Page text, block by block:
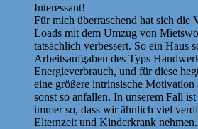
Interessant!
Für mich überraschend hat sich die
Loads mit dem Umzug von
tatsächlich verbessert. So ein Haus
Arbeitsaufgaben des Typs
Energieverbrauch, und für diese
eine größere intrinsische
sonst so anfallen. In unserem Fall
immer so, dass wir ähnlich viel
Elternzeit und Kinderkrank nehmen.